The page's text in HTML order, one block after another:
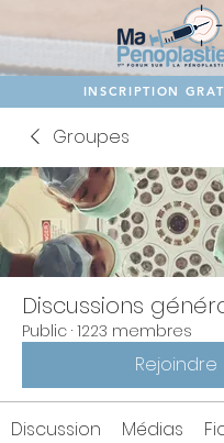
INSCRIPTION
Groupes
Discussions
Public · 1223 membres
Rejoindre
Discussion Médias